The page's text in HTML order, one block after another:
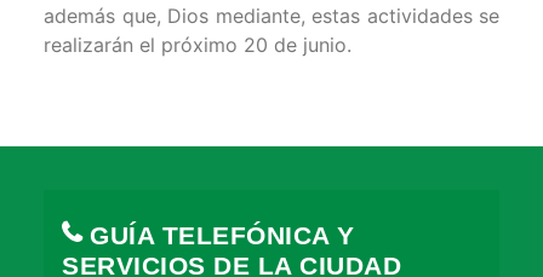
además que, Dios mediante, estas actividades se
realizarán el próximo 20 de junio.
GUÍA TELEFÓNICA Y
SERVICIOS DE LA CIUDAD